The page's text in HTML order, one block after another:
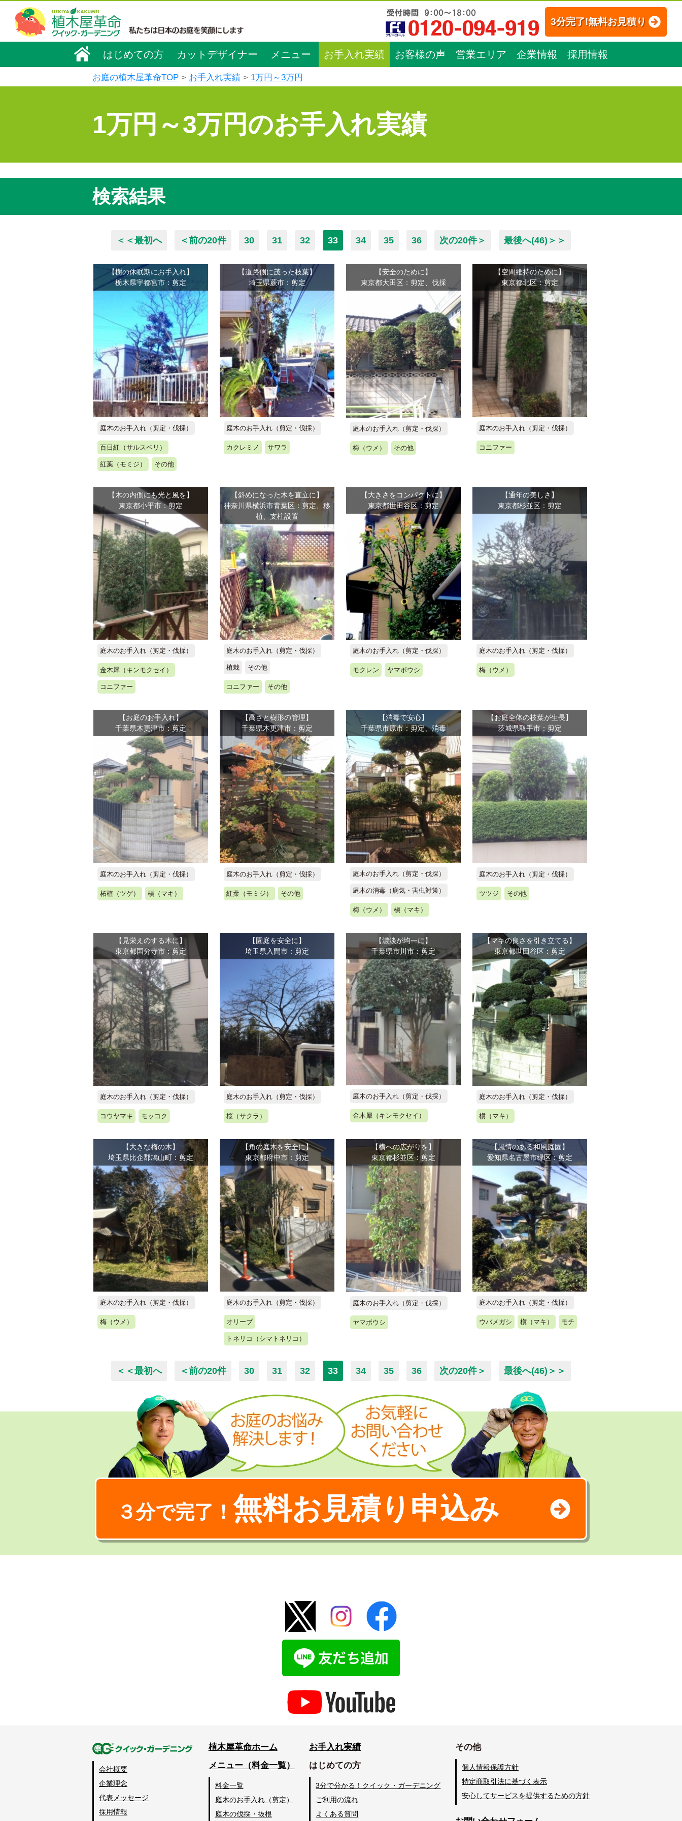
3分完了!無料お見積り
はじめての方 カットデザイナー メニュー お手入れ実績 お客様の声 営業エリア 企業情報 採用情報
お庭の植木屋革命TOP お手入れ実績 1万円～3万円
1万円～3万円のお手入れ実績
検索結果
＜＜最初へ ＜前の20件 30 31 32 33 34 35 36 次の20件＞ 最後へ(46)＞＞
【樹の休眠期にお手入れ】
栃木県宇都宮市：剪定
庭木のお手入れ（剪定・伐採）
百日紅（サルスベリ）
紅葉（モミジ） その他
【道路側に茂った枝葉】
埼玉県蕨市：剪定
庭木のお手入れ（剪定・伐採）
カクレミノ サワラ
【安全のために】
東京都大田区：剪定、伐採
庭木のお手入れ（剪定・伐採）
梅（ウメ） その他
【空間維持のために】
東京都北区：剪定
庭木のお手入れ（剪定・伐採）
コニファー
【木の内側にも光と風を】
東京都小平市：剪定
庭木のお手入れ（剪定・伐採）
金木犀（キンモクセイ）
コニファー
【斜めになった木を直立に】
神奈川県横浜市青葉区：剪定、移
植、支柱設置
庭木のお手入れ（剪定・伐採）
植栽 その他
コニファー その他
【大きさをコンパクトに】
東京都世田谷区：剪定
庭木のお手入れ（剪定・伐採）
モクレン ヤマボウシ
【通年の美しさ】
東京都杉並区：剪定
庭木のお手入れ（剪定・伐採）
梅（ウメ）
【お庭のお手入れ】
千葉県木更津市：剪定
庭木のお手入れ（剪定・伐採）
柘植（ツゲ） 槇（マキ）
【高さと樹形の管理】
千葉県木更津市：剪定
庭木のお手入れ（剪定・伐採）
紅葉（モミジ） その他
【消毒で安心】
千葉県市原市：剪定、消毒
庭木のお手入れ（剪定・伐採）
庭木の消毒（病気・害虫対策）
梅（ウメ） 槇（マキ）
【お庭全体の枝葉が生長】
茨城県取手市：剪定
庭木のお手入れ（剪定・伐採）
ツツジ その他
【見栄えのする木に】
東京都国分寺市：剪定
庭木のお手入れ（剪定・伐採）
コウヤマキ モッコク
【園庭を安全に】
埼玉県入間市：剪定
庭木のお手入れ（剪定・伐採）
桜（サクラ）
【濃淡が均一に】
千葉県市川市：剪定
庭木のお手入れ（剪定・伐採）
金木犀（キンモクセイ）
【マキの良さを引き立てる】
東京都世田谷区：剪定
庭木のお手入れ（剪定・伐採）
槇（マキ）
【大きな梅の木】
埼玉県比企郡鳩山町：剪定
庭木のお手入れ（剪定・伐採）
梅（ウメ）
【角の庭木を安全に】
東京都府中市：剪定
庭木のお手入れ（剪定・伐採）
オリーブ
トネリコ（シマトネリコ）
【横への広がりを】
東京都杉並区：剪定
庭木のお手入れ（剪定・伐採）
ヤマボウシ
【風情のある和風庭園】
愛知県名古屋市緑区：剪定
庭木のお手入れ（剪定・伐採）
ウバメガシ 槇（マキ） モチ
＜＜最初へ ＜前の20件 30 31 32 33 34 35 36 次の20件＞ 最後へ(46)＞＞
３分で完了！ 無料お見積り申込み
会社概要
企業理念
代表メッセージ
採用情報
植木屋革命ホーム
メニュー（料金一覧）
料金一覧
庭木のお手入れ（剪定）
庭木の伐採・抜根
お手入れ実績
はじめての方
3分で分かる！クイック・ガーデニング
ご利用の流れ
よくある質問
その他
個人情報保護方針
特定商取引法に基づく表示
安心してサービスを提供するための方針